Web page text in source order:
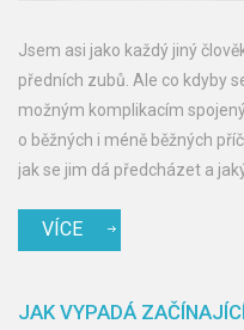
Jsem asi jako každý jiný
předních zubů. Ale co kdyby
možným komplikacím
o běžných i méně běžných
jak se jim dá předcházet a
VÍCE
JAK VYPADÁ